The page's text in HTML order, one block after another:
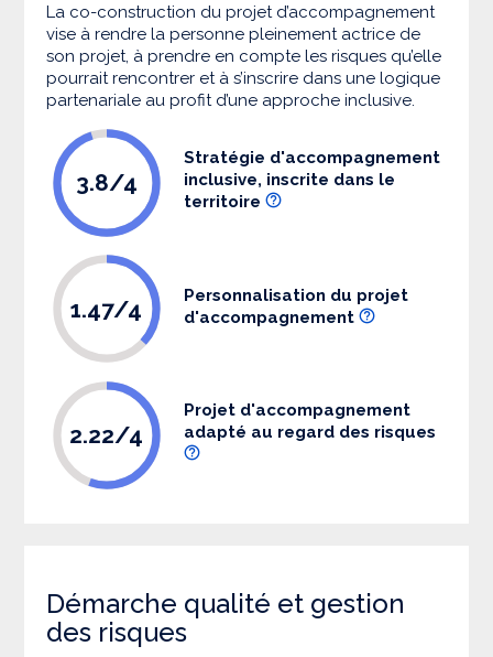
La co-construction du projet d’accompagnement
vise à rendre la personne pleinement actrice de
son projet, à prendre en compte les risques qu’elle
pourrait rencontrer et à s’inscrire dans une logique
partenariale au profit d’une approche inclusive.
3.8/4
Stratégie d'accompagnement
inclusive, inscrite dans le
territoire
1.47/4
Personnalisation du projet
d'accompagnement
2.22/4
Projet d'accompagnement
adapté au regard des risques
Démarche qualité et gestion
des risques